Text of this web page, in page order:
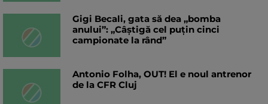
Gigi Becali, gata să dea „bomba
anului”: „Câștigă cel puțin cinci
campionate la rând”
Antonio Folha, OUT! El e noul antrenor
de la CFR Cluj